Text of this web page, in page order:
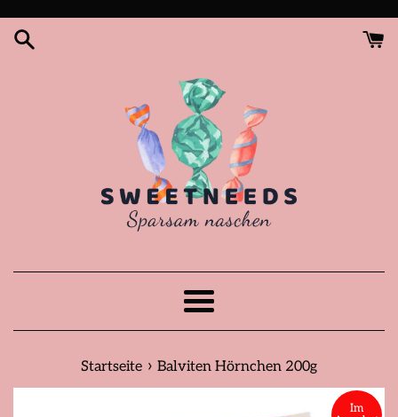
zum
Menü
Startseite › Balviten Hörnchen 200g
Im